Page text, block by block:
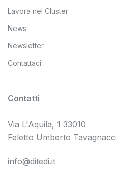
Lavora nel Cluster
News
Newsletter
Contattaci
Contatti
Via L'Aquila, 1 33010
Feletto Umberto
info@ditedi.it